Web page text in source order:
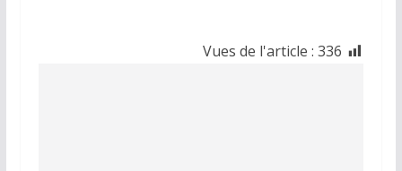
Vues de l'article : 336